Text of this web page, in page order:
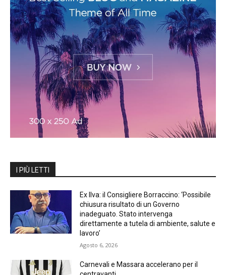
I PIÙ LETTI
Ex Ilva: il Consigliere Borraccino: ‘Possibile
chiusura risultato di un Governo
inadeguato. Stato intervenga
direttamente a tutela di ambiente, salute e
lavoro’
Agosto 6, 2026
Carnevali e Massara accelerano per il